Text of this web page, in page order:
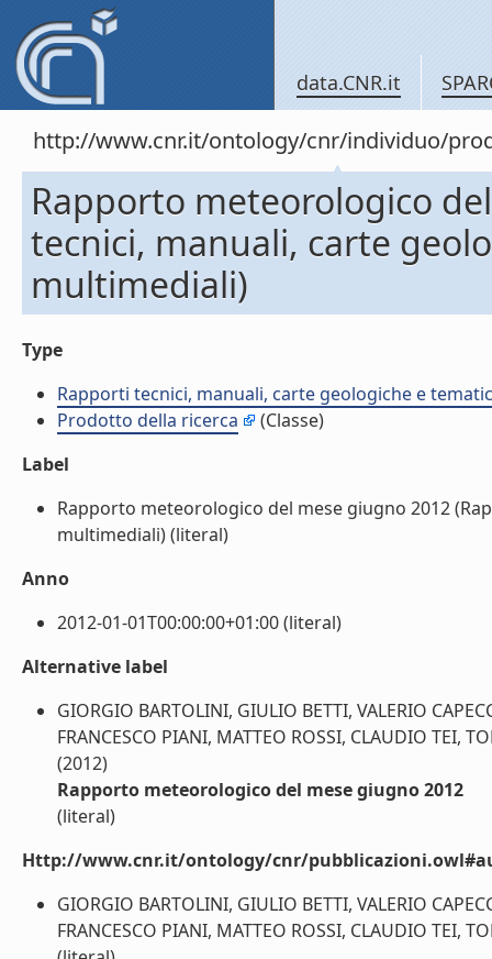
data.CNR.it
http://www.cnr.it/ontology/cnr/individuo/
Rapporto meteorologico
tecnici, manuali, carte
multimediali)
Type
Rapporti tecnici, manuali, carte geologiche e
Prodotto della ricerca
(Classe)
Label
Rapporto meteorologico del mese giugno 2012
multimediali) (literal)
Anno
2012-01-01T00:00:00+01:00 (literal)
Alternative label
GIORGIO BARTOLINI, GIULIO BETTI, VALERIO
FRANCESCO PIANI, MATTEO ROSSI, CLAUDIO TEI,
(2012)
Rapporto meteorologico del mese giugno 2012
(literal)
Http://www.cnr.it/ontology/cnr/
GIORGIO BARTOLINI, GIULIO BETTI, VALERIO
FRANCESCO PIANI, MATTEO ROSSI, CLAUDIO TEI,